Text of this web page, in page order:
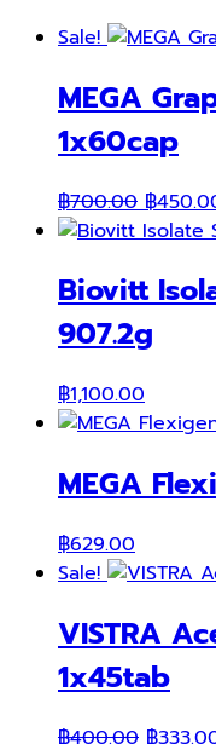
Sale!
MEGA
1x60cap
฿700.00 Original
price
฿
฿
Biovitt
907.2g
฿1,100.00
MEGA
฿629.00
Sale!
VISTRA
1x45tab
฿400.00 ฿